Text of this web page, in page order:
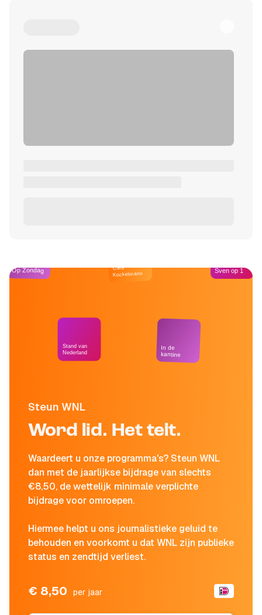
Steun WNL
Word lid. Het telt.
Waardeert u onze programma's? Steun WNL
dan met de jaarlijkse bijdrage van slechts
€8,50, de wettelijk minimale verplichte
bijdrage voor omroepen.
Hiermee helpt u ons journalistieke geluid te
behouden en voorkomt u dat WNL zijn publieke
status en zendtijd verliest.
€ 8,50 per jaar
Op Zondag
Stand van
Nederland
Café
Kockelmann
In de
kantine
Sven op 1